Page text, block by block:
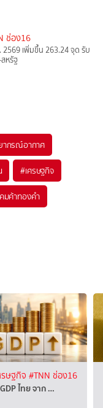
ช่อง16
เพิ่มขึ้น 263.24 จุด รับ
หรัฐ
กรณ์อากาศ
#เศรษฐกิจ
มค้าทองคำ
รษฐกิจ #TNN ช่อง16
ไทย จาก …